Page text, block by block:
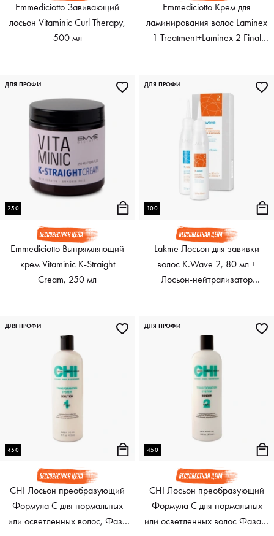
Emmediciotto Завивающий
лосьон Vitaminic Curl Therapy,
500 мл
Emmediciotto Крем для
ламинирования волос Laminex
1 Treatment+Laminex 2 Final
250
Emmediciotto Выпрямляющий
крем Vitaminic K-Straight
Cream, 250 мл
ДЛЯ ПРОФИ
100
Lakme Лосьон для завивки
волос K.Wave 2, 80 мл +
Лосьон-нейтрализатор
ДЛЯ ПРОФИ
450
CHI Лосьон преобразующий
Формула C для нормальных
или осветленных волос, Фаза
ДЛЯ ПРОФИ
450
CHI Лосьон преобразующий
Формула C для нормальных
или осветленных волос Фаза 2
ДЛЯ ПРОФИ